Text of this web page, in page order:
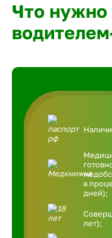
Что нужно
в
дней);
лет);